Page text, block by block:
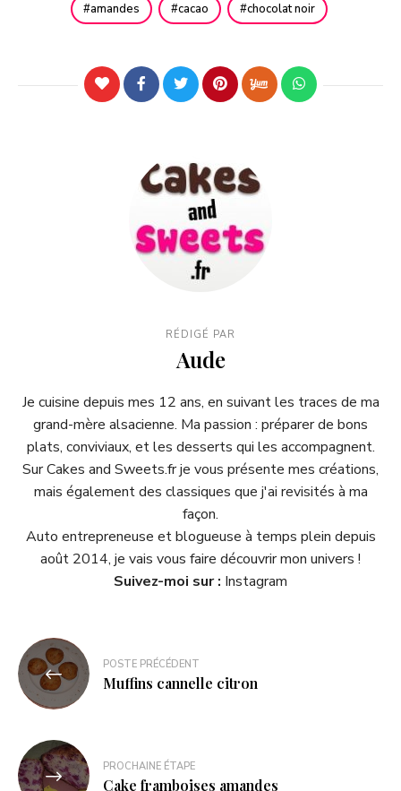
amandes cacao chocolat noir
RÉDIGÉ PAR
Aude
Je cuisine depuis mes 12 ans, en suivant les traces de ma
grand-mère alsacienne. Ma passion : préparer de bons
plats, conviviaux, et les desserts qui les accompagnent.
Sur Cakes and Sweets.fr je vous présente mes créations,
mais également des classiques que j'ai revisités à ma
façon.
Auto entrepreneuse et blogueuse à temps plein depuis
août 2014, je vais vous faire découvrir mon univers !
Suivez-moi sur : Instagram
POSTE PRÉCÉDENT
Muffins cannelle citron
PROCHAINE ÉTAPE
Cake framboises amandes